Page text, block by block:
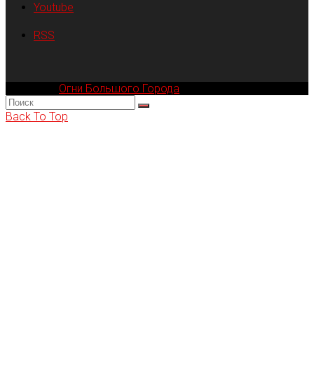
Youtube
RSS
Огни Большого Города
Back To Top